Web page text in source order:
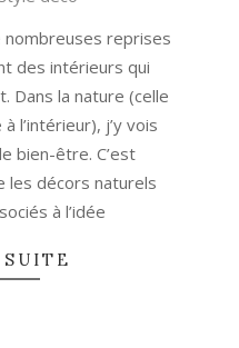
nombreuses reprises
des intérieurs qui
Dans la nature (celle
l’intérieur), j’y vois
bien-être. C’est
les décors naturels
à l’idée